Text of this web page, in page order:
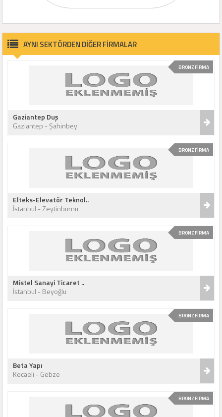
AYNI SEKTÖRDEN DİĞER FİRMALAR
BRONZ FİRMA
Gaziantep Duş
Gaziantep - Şahinbey
BRONZ FİRMA
Elteks-Elevatör Teknol..
İstanbul - Zeytinburnu
BRONZ FİRMA
Mistel Sanayi Ticaret ..
İstanbul - Beyoğlu
BRONZ FİRMA
Beta Yapı
Kocaeli - Gebze
BRONZ FİRMA